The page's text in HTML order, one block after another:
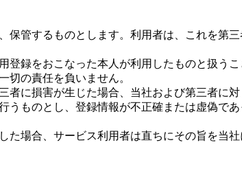
管するものとします。利用者は、これを第
録をおこなった本人が利用したものと扱う
切の責任を負いません。
に損害が生じた場合、当社および第三者に対
ものとし、登録情報が不正確または虚偽で
場合、サービス利用者は直ちにその旨を当